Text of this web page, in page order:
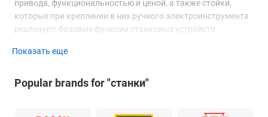
привода, функциональностью и ценой, а также стойки,
которые при креплении в них ручного электроинструмента
реализуют базовые функции станковых устройств.
функциональности
Показать еще
Popular brands for "станки"